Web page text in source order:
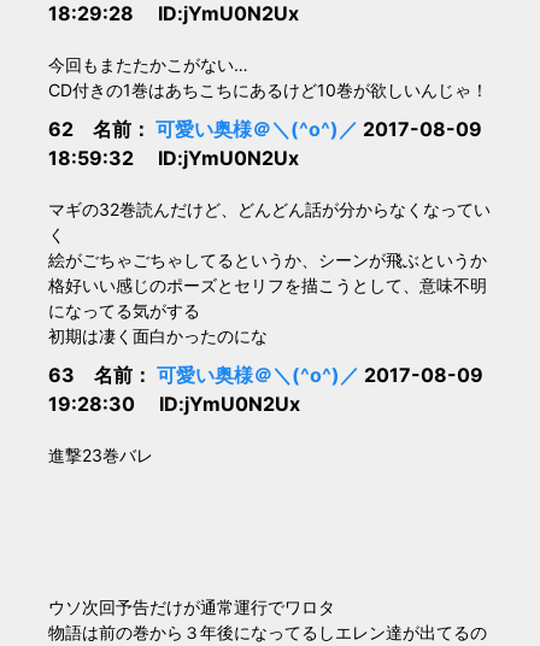
18:29:28 ID:jYmU0N2Ux
今回もまたたかこがない…
CD付きの1巻はあちこちにあるけど10巻が欲しいんじゃ！
62 名前： 可愛い奥様＠＼(^o^)／ 2017-08-09
18:59:32 ID:jYmU0N2Ux
マギの32巻読んだけど、どんどん話が分からなくなってい
く
絵がごちゃごちゃしてるというか、シーンが飛ぶというか
格好いい感じのポーズとセリフを描こうとして、意味不明
になってる気がする
初期は凄く面白かったのにな
63 名前： 可愛い奥様＠＼(^o^)／ 2017-08-09
19:28:30 ID:jYmU0N2Ux
進撃23巻バレ
ウソ次回予告だけが通常運行でワロタ
物語は前の巻から３年後になってるしエレン達が出てるの